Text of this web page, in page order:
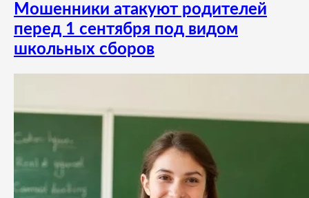
Мошенники атакуют родителей
перед 1 сентября под видом
школьных сборов